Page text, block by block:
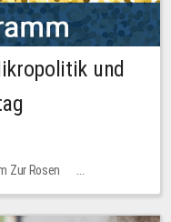
und
Zur Rosen